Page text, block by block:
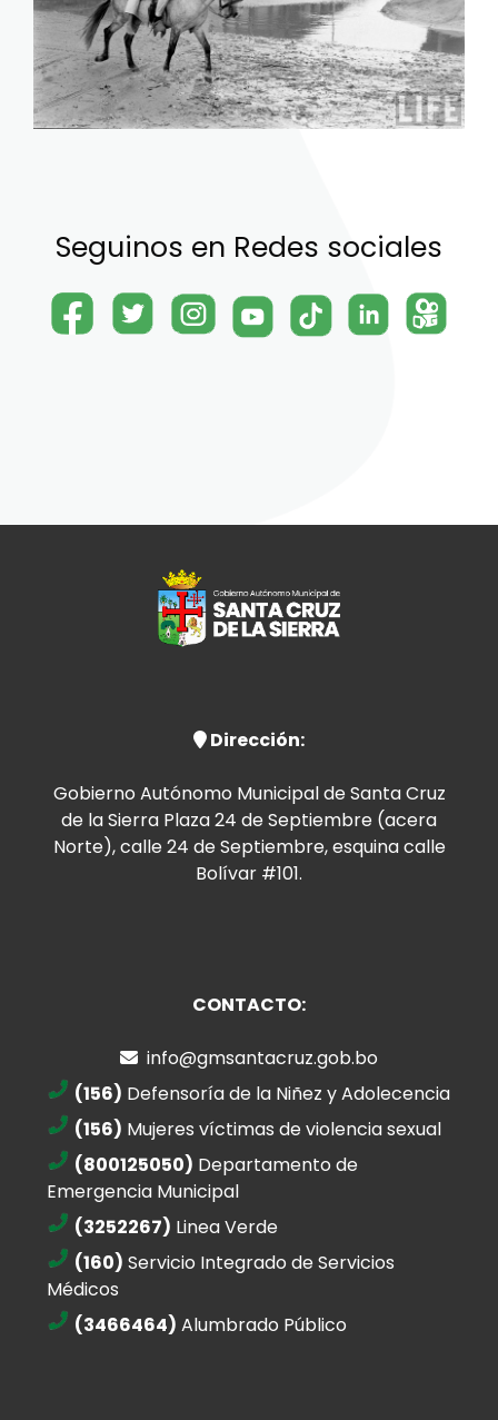
Seguinos en Redes sociales
Dirección:
Gobierno Autónomo Municipal de Santa Cruz
de la Sierra Plaza 24 de Septiembre (acera
Norte), calle 24 de Septiembre, esquina calle
Bolívar #101.
CONTACTO:
info@gmsantacruz.gob.bo
(156) Defensoría de la Niñez y Adolecencia
(156) Mujeres víctimas de violencia sexual
(800125050) Departamento de
Emergencia Municipal
(3252267) Linea Verde
(160) Servicio Integrado de Servicios
Médicos
(3466464) Alumbrado Público